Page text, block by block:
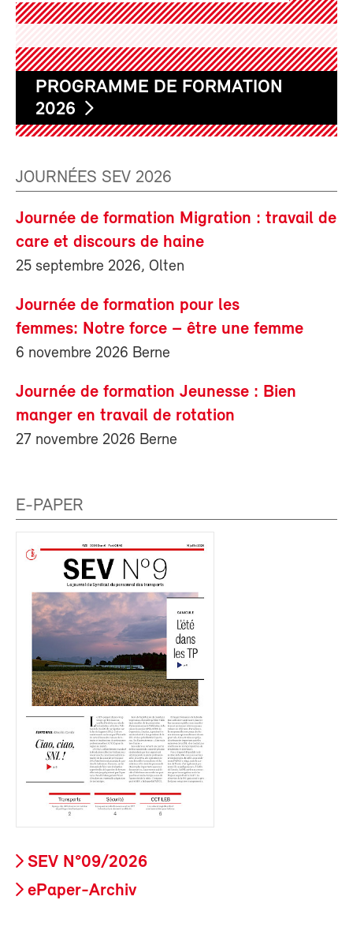
PROGRAMME DE FORMATION
2026
JOURNÉES SEV 2026
Journée de formation Migration : travail de
care et discours de haine
25 septembre 2026, Olten
Journée de formation pour les
femmes: Notre force – être une femme
6 novembre 2026 Berne
Journée de formation Jeunesse : Bien
manger en travail de rotation
27 novembre 2026 Berne
E-PAPER
SEV N°09/2026
ePaper-Archiv